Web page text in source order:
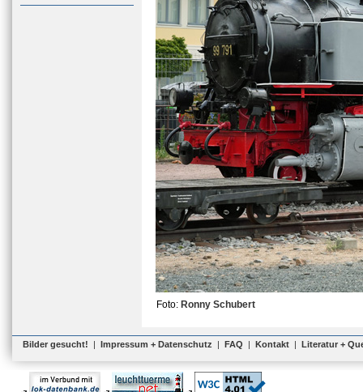
Foto: Ronny Schubert
Bilder gesucht! | Impressum + Datenschutz | FAQ | Kontakt | Literatur +